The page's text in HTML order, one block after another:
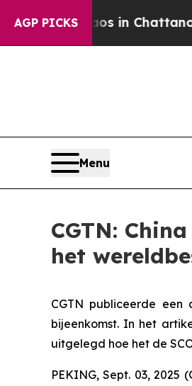
AGP PICKS
Chaos in Chattanooga.
Menu
CGTN:
het
CGTN publiceerde
bijeenkomst. In het
uitgelegd hoe het de
PEKING, Sept. 03,